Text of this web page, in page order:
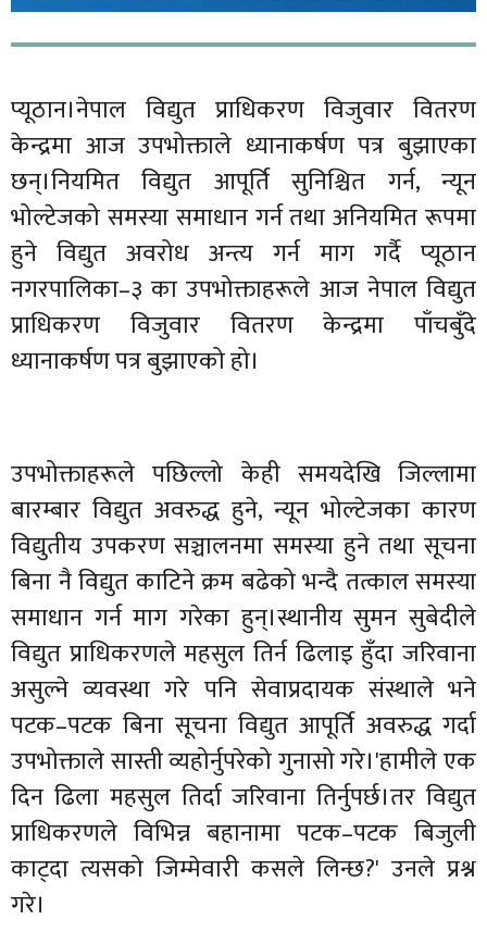
प्यूठान।नेपाल विद्युत प्राधिकरण विजुवार वितरण
केन्द्रमा आज उपभोक्ताले ध्यानाकर्षण पत्र बुझाएका
छन्।नियमित विद्युत आपूर्ति सुनिश्चित गर्न, न्यून
भोल्टेजको समस्या समाधान गर्न तथा अनियमित रूपमा
हुने विद्युत अवरोध अन्त्य गर्न माग गर्दै प्यूठान
नगरपालिका–३ का उपभोक्ताहरूले आज नेपाल विद्युत
प्राधिकरण विजुवार वितरण केन्द्रमा पाँचबुँदे
ध्यानाकर्षण पत्र बुझाएको हो।
उपभोक्ताहरूले पछिल्लो केही समयदेखि जिल्लामा
बारम्बार विद्युत अवरुद्ध हुने, न्यून भोल्टेजका कारण
विद्युतीय उपकरण सञ्चालनमा समस्या हुने तथा सूचना
बिना नै विद्युत काटिने क्रम बढेको भन्दै तत्काल समस्या
समाधान गर्न माग गरेका हुन्।स्थानीय सुमन सुबेदीले
विद्युत प्राधिकरणले महसुल तिर्न ढिलाइ हुँदा जरिवाना
असुल्ने व्यवस्था गरे पनि सेवाप्रदायक संस्थाले भने
पटक–पटक बिना सूचना विद्युत आपूर्ति अवरुद्ध गर्दा
उपभोक्ताले सास्ती व्यहोर्नुपरेको गुनासो गरे।'हामीले एक
दिन ढिला महसुल तिर्दा जरिवाना तिर्नुपर्छ।तर विद्युत
प्राधिकरणले विभिन्न बहानामा पटक–पटक बिजुली
काट्दा त्यसको जिम्मेवारी कसले लिन्छ?' उनले प्रश्न
गरे।